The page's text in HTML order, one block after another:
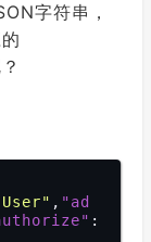
字符串，
, "ad
: